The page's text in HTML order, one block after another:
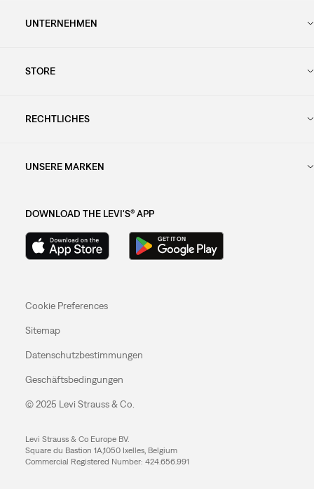
UNTERNEHMEN
STORE
RECHTLICHES
UNSERE MARKEN
DOWNLOAD THE LEVI'S® APP
Cookie Preferences
Sitemap
Datenschutzbestimmungen
Geschäftsbedingungen
© 2025 Levi Strauss & Co.
Levi Strauss & Co Europe BV.
Square du Bastion 1A,1050 Ixelles, Belgium
Commercial Registered Number: 424.656.991